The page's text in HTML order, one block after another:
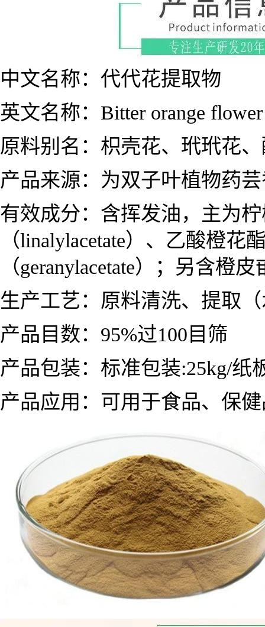
中文名称：代代花提取物
英文名称： Bitter orange
原料别名： 枳壳花、玳玳花
产品来源： 为双子叶植物药
有效成分： 含挥发油，主为
（linalylacetate）、乙酸橙花
（geranylacetate）；另含橙
生产工艺：原料清洗、提取
产品目数：95%过100目筛
产品包装：标准包装:25kg/纸
产品应用： 可用于食品、保